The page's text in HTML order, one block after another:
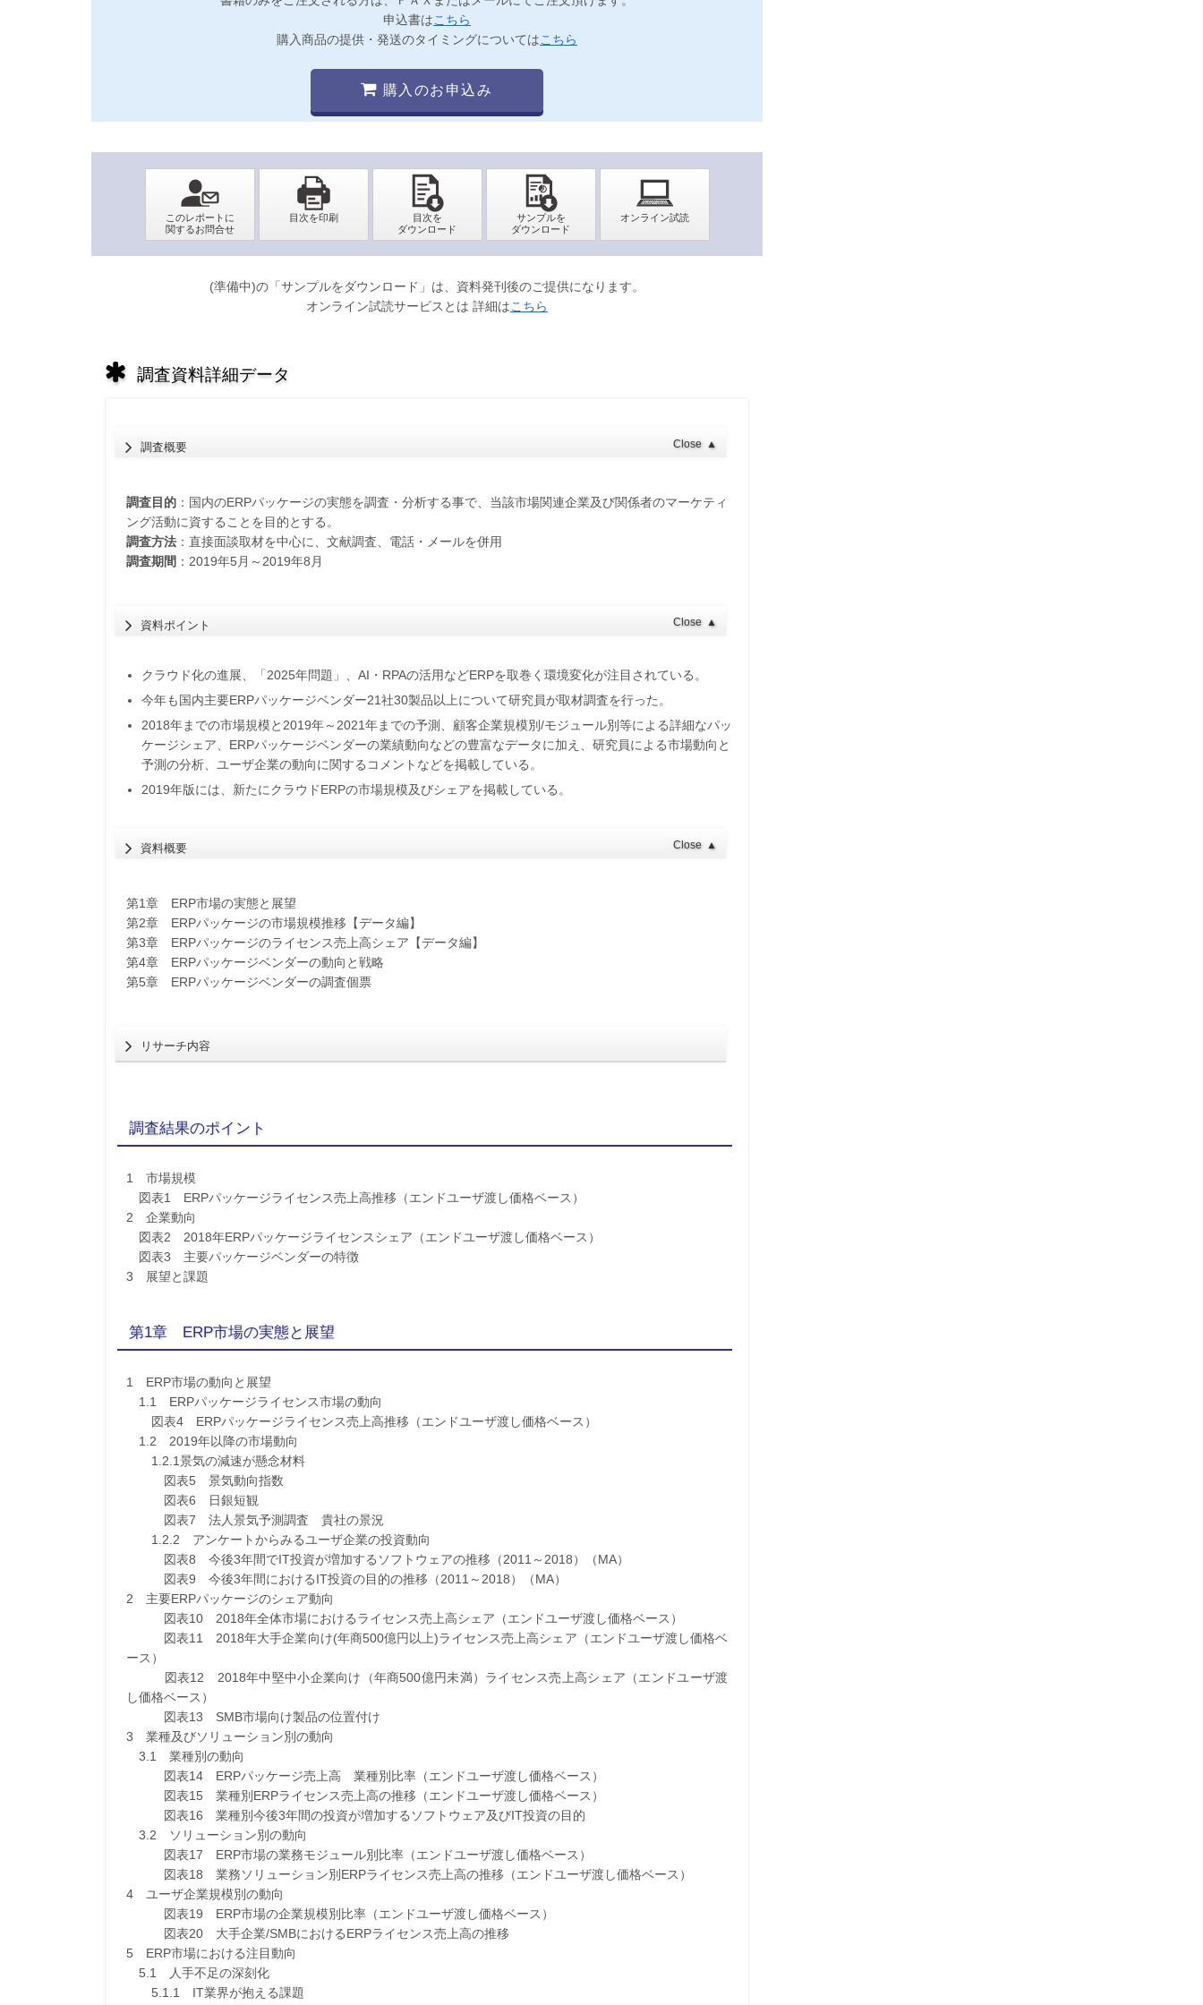
申込書はこちら
購入商品の提供・発送のタイミングについてはこちら
購入のお申込み
(準備中)の「サンプルをダウンロード」は、資料発刊後のご提供になります。
オンライン試読サービスとは 詳細はこちら
調査資料詳細データ
調査概要 Close ▲
調査目的：国内のERPパッケージの実態を調査・分析する事で、当該市場関連企業及び関係者のマーケティ
ング活動に資することを目的とする。
調査方法：直接面談取材を中心に、文献調査、電話・メールを併用
調査期間 ：2019年5月～2019年8月
資料ポイント Close ▲
クラウド化の進展、「2025年問題」、AI・RPAの活用などERPを取巻く環境変化が注目されている。
今年も国内主要ERPパッケージベンダー21社30製品以上について研究員が取材調査を行った。
2018年までの市場規模と2019年～2021年までの予測、顧客企業規模別/モジュール別等による詳細なパッ
ケージシェア、ERPパッケージベンダーの業績動向などの豊富なデータに加え、研究員による市場動向と
予測の分析、ユーザ企業の動向に関するコメントなどを掲載している。
2019年版には、新たにクラウドERPの市場規模及びシェアを掲載している。
資料概要 Close ▲
第1章 ERP市場の実態と展望
第2章 ERPパッケージの市場規模推移【データ編】
第3章 ERPパッケージのライセンス売上高シェア【データ編】
第4章 ERPパッケージベンダーの動向と戦略
第5章 ERPパッケージベンダーの調査個票
リサーチ内容
調査結果のポイント
1 市場規模
図表1 ERPパッケージライセンス売上高推移（エンドユーザ渡し価格ベース）
2 企業動向
図表2 2018年ERPパッケージライセンスシェア（エンドユーザ渡し価格ベース）
図表3 主要パッケージベンダーの特徴
3 展望と課題
第1章 ERP市場の実態と展望
1 ERP市場の動向と展望
1.1 ERPパッケージライセンス市場の動向
図表4 ERPパッケージライセンス売上高推移（エンドユーザ渡し価格ベース）
1.2 2019年以降の市場動向
1.2.1景気の減速が懸念材料
図表5 景気動向指数
図表6 日銀短観
図表7 法人景気予測調査 貴社の景況
1.2.2 アンケートからみるユーザ企業の投資動向
図表8 今後3年間でIT投資が増加するソフトウェアの推移（2011～2018）（MA）
図表9 今後3年間におけるIT投資の目的の推移（2011～2018）（MA）
2 主要ERPパッケージのシェア動向
図表10 2018年全体市場におけるライセンス売上高シェア（エンドユーザ渡し価格ベース）
図表11 2018年大手企業向け(年商500億円以上)ライセンス売上高シェア（エンドユーザ渡し価格ベ
ース）
図表12 2018年中堅中小企業向け（年商500億円未満）ライセンス売上高シェア（エンドユーザ渡
し価格ベース）
図表13 SMB市場向け製品の位置付け
3 業種及びソリューション別の動向
3.1 業種別の動向
図表14 ERPパッケージ売上高 業種別比率（エンドユーザ渡し価格ベース）
図表15 業種別ERPライセンス売上高の推移（エンドユーザ渡し価格ベース）
図表16 業種別今後3年間の投資が増加するソフトウェア及びIT投資の目的
3.2 ソリューション別の動向
図表17 ERP市場の業務モジュール別比率（エンドユーザ渡し価格ベース）
図表18 業務ソリューション別ERPライセンス売上高の推移（エンドユーザ渡し価格ベース）
4 ユーザ企業規模別の動向
図表19 ERP市場の企業規模別比率（エンドユーザ渡し価格ベース）
図表20 大手企業/SMBにおけるERPライセンス売上高の推移
5 ERP市場における注目動向
5.1 人手不足の深刻化
5.1.1 IT業界が抱える課題